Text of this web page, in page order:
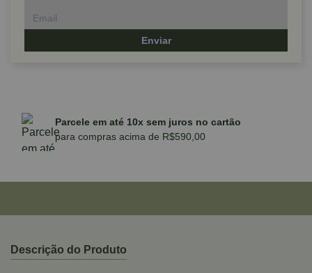
Enviar
Parcele em até 10x sem juros no cartão
para compras acima de R$590,00
Descrição do Produto